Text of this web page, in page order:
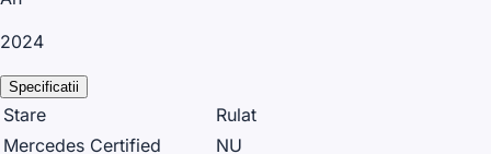
2024
Specificatii
Stare
Rulat
Mercedes Certified
NU